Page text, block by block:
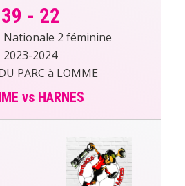
39 - 22
Nationale 2 féminine
2023-2024
PARC à LOMME
vs HARNES